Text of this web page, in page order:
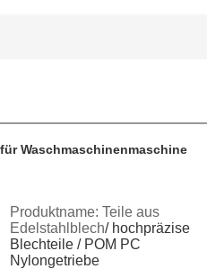
Waschmaschinenmaschine
Produktname: Teile aus
Edelstahlblech/ hochpräzise
Blechteile / POM PC
Nylongetriebe